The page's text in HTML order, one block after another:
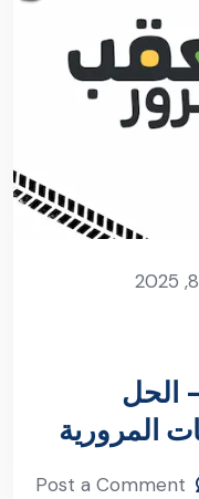
الحل
المرورية
Post a Comment